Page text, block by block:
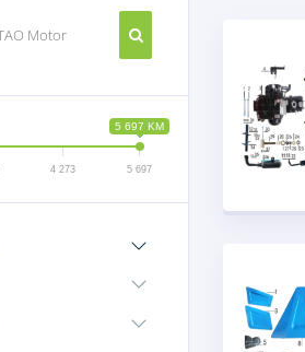
5 697 KM
4 273 5 697